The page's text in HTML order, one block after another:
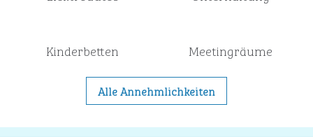
Kinderbetten Meeting­räume
Alle Annehmlichkeiten